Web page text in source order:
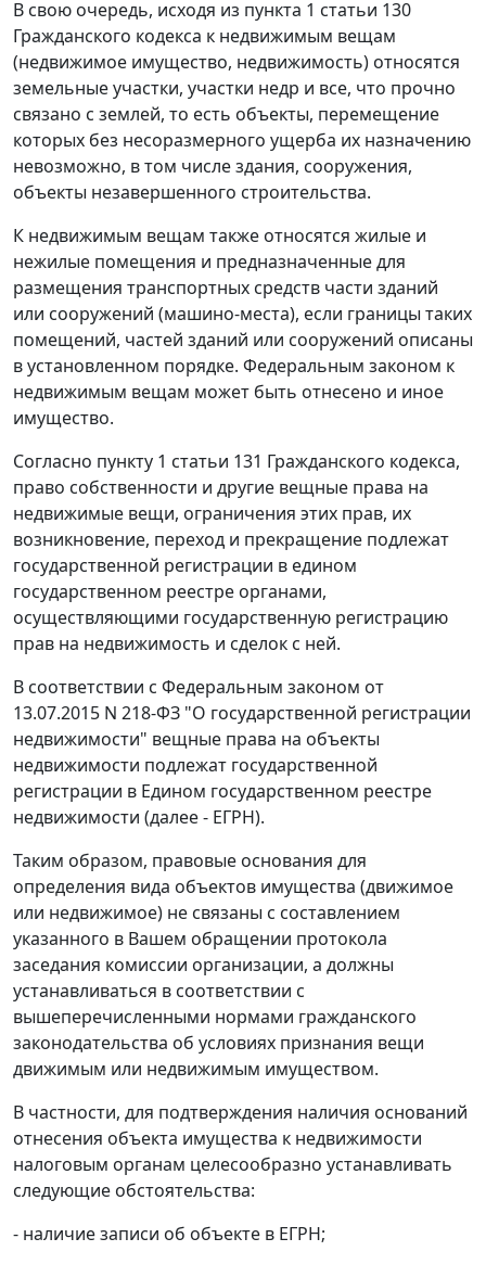
В свою очередь, исходя из пункта 1 статьи 130
Гражданского кодекса к недвижимым вещам
(недвижимое имущество, недвижимость) относятся
земельные участки, участки недр и все, что прочно
связано с землей, то есть объекты, перемещение
которых без несоразмерного ущерба их назначению
невозможно, в том числе здания, сооружения,
объекты незавершенного строительства.
К недвижимым вещам также относятся жилые и
нежилые помещения и предназначенные для
размещения транспортных средств части зданий
или сооружений (машино-места), если границы таких
помещений, частей зданий или сооружений описаны
в установленном порядке. Федеральным законом к
недвижимым вещам может быть отнесено и иное
имущество.
Согласно пункту 1 статьи 131 Гражданского кодекса,
право собственности и другие вещные права на
недвижимые вещи, ограничения этих прав, их
возникновение, переход и прекращение подлежат
государственной регистрации в едином
государственном реестре органами,
осуществляющими государственную регистрацию
прав на недвижимость и сделок с ней.
В соответствии с Федеральным законом от
13.07.2015 N 218-ФЗ "О государственной регистрации
недвижимости" вещные права на объекты
недвижимости подлежат государственной
регистрации в Едином государственном реестре
недвижимости (далее - ЕГРН).
Таким образом, правовые основания для
определения вида объектов имущества (движимое
или недвижимое) не связаны с составлением
указанного в Вашем обращении протокола
заседания комиссии организации, а должны
устанавливаться в соответствии с
вышеперечисленными нормами гражданского
законодательства об условиях признания вещи
движимым или недвижимым имуществом.
В частности, для подтверждения наличия оснований
отнесения объекта имущества к недвижимости
налоговым органам целесообразно устанавливать
следующие обстоятельства:
- наличие записи об объекте в ЕГРН;